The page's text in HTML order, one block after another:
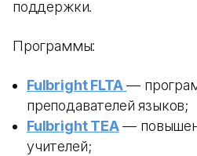
поддержки.
Программы:
Fulbright FLTA —
преподавателей языков;
Fulbright TEA—
учителей;